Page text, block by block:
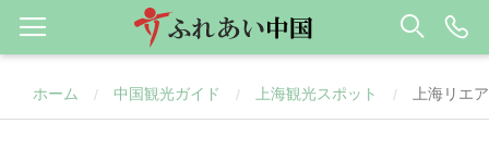
ホーム / 中国観光ガイド / 上海観光スポット / 上海リエ